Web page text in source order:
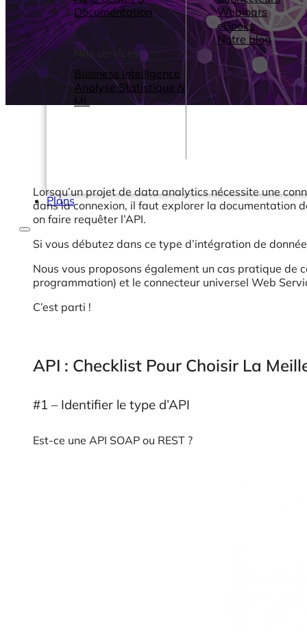
Documentation
Nos services
Business Intelligence
Analyse Statistique &
ML
Webinars
eBooks
Notre blog
Plans
Lorsqu’un projet de data analytics nécessite une
dans la connexion, il faut explorer la documentation
on faire requêter l’API.
Si vous débutez dans ce type d’intégration de
Nous vous proposons également un cas pratique de
programmation) et le connecteur universel Web
C’est parti !
API : Checklist Pour Choisir La
#1 – Identifier le type d’API
Est-ce une API SOAP ou REST ?